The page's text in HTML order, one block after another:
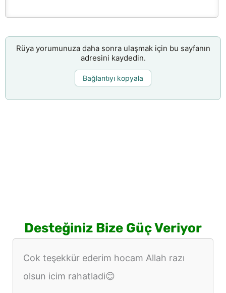
Rüya yorumunuza daha sonra ulaşmak için bu sayfanın
adresini kaydedin.
Bağlantıyı kopyala
Desteğiniz Bize Güç Veriyor
Cok teşekkür ederim hocam Allah razı
olsun icim rahatladi😊